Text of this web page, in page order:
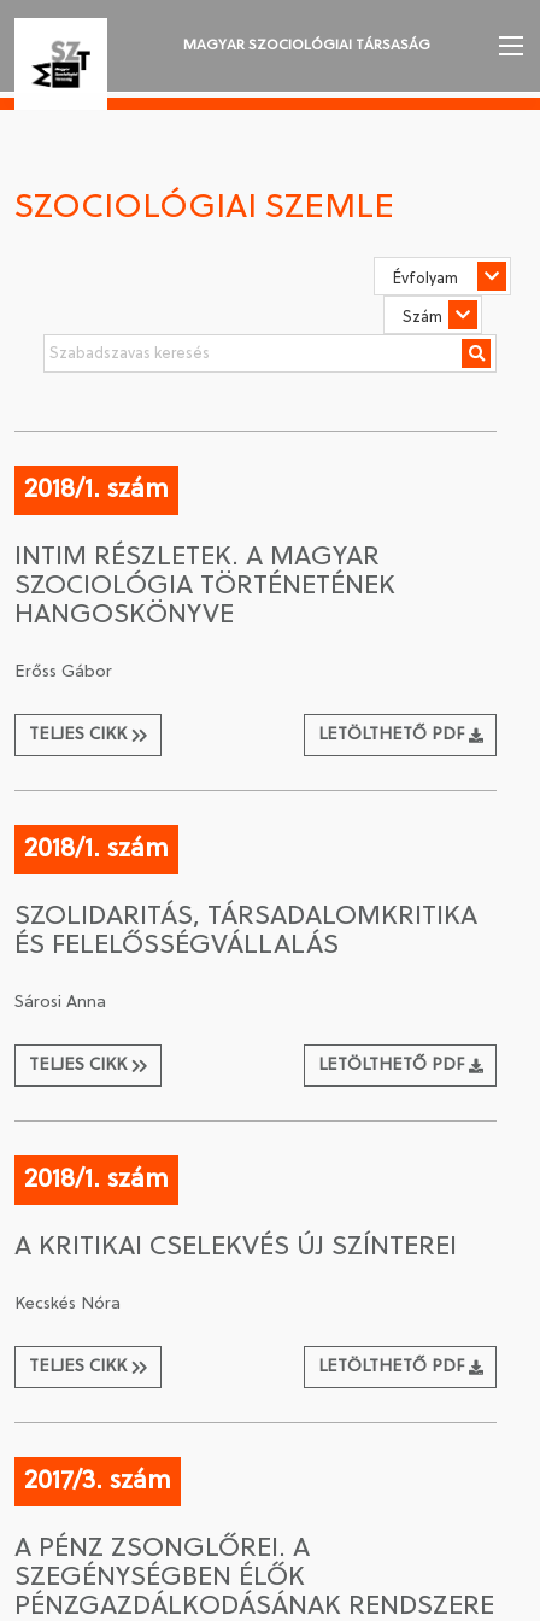
MAGYAR SZOCIOLÓGIAI TÁRSASÁG
SZOCIOLÓGIAI SZEMLE
CSATLAKOZÁS A TÁRSASÁGHOZ / MEGÚJÍTOM A
TAGSÁGOMAT
SZOCIOLÓGIAI SZEMLE
2018/1. szám
INTIM RÉSZLETEK. A MAGYAR
SZOCIOLÓGIA TÖRTÉNETÉNEK
HANGOSKÖNYVE
Erőss Gábor
TELJES CIKK LETÖLTHETŐ PDF
2018/1. szám
SZOLIDARITÁS, TÁRSADALOMKRITIKA
ÉS FELELŐSSÉGVÁLLALÁS
Sárosi Anna
TELJES CIKK LETÖLTHETŐ PDF
2018/1. szám
A KRITIKAI CSELEKVÉS ÚJ SZÍNTEREI
Kecskés Nóra
TELJES CIKK LETÖLTHETŐ PDF
2017/3. szám
A PÉNZ ZSONGLŐREI. A
SZEGÉNYSÉGBEN ÉLŐK
PÉNZGAZDÁLKODÁSÁNAK RENDSZERE